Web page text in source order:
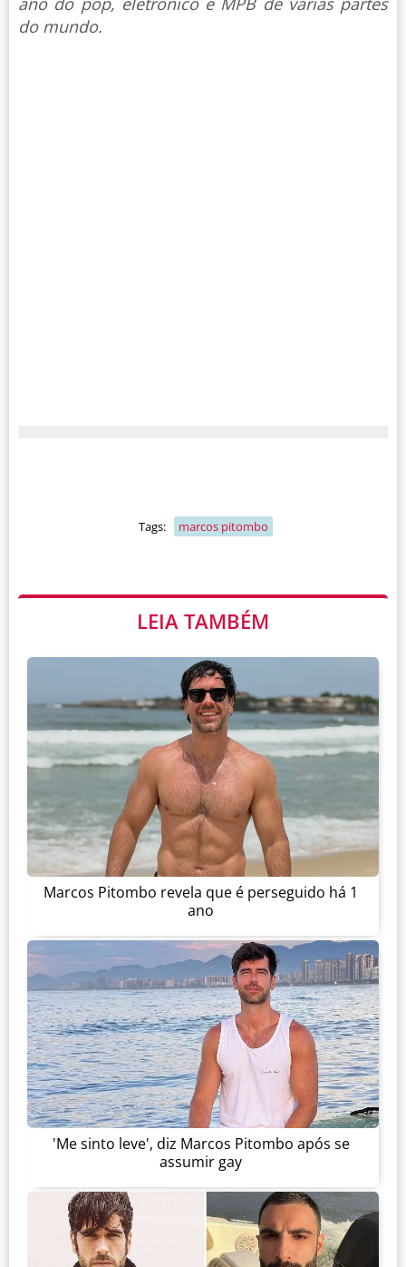
do mundo.
Tags: marcos pitombo
LEIA TAMBÉM
Marcos Pitombo revela que é perseguido há 1
ano
'Me sinto leve', diz Marcos Pitombo após se
assumir gay